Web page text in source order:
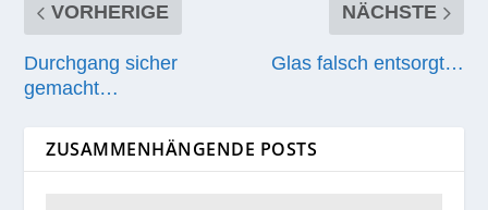
VORHERIGE
Durchgang sicher
gemacht…
NÄCHSTE
Glas falsch entsorgt…
ZUSAMMENHÄNGENDE POSTS